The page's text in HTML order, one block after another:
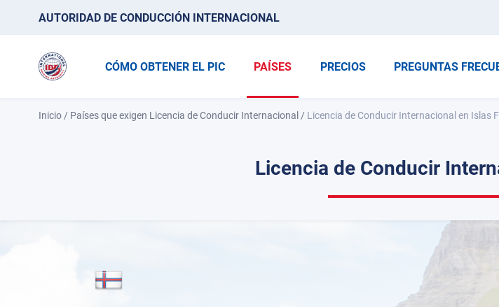
AUTORIDAD DE CONDUCCIÓN INTERNACIONAL
CÓMO OBTENER EL PIC PAÍSES PRECIOS PREGUNTAS
Inicio / Países que exigen Licencia de Conducir Internacional / Licencia de Conducir Internacional en Islas
Licencia de Conducir